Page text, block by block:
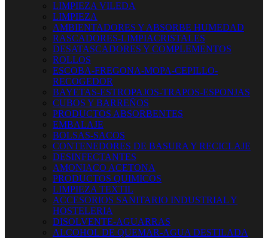
LIMPIEZA VILEDA
LIMPIEZA
AMBIENTADORES Y ABSORBE HUMEDAD
RASCADORES-LIMPIACRISTALES
DESATASCADORES Y COMPLEMENTOS
ROLLOS
ESCOBA-FREGONA-MOPA-CEPILLO-
RECOGEDOR
BAYETAS-ESTROPAJOS-TRAPOS-ESPONJAS
CUBOS Y BARREÑOS
PRODUCTOS ABSORBENTES
EMBALAJE
BOLSAS-SACOS
CONTENEDORES DE BASURA Y RECICLAJE
DESINFECTANTES
AMONIACO ACETONA
PRODUCTOS QUIMICOS
LIMPIEZA TEXTIL
ACCESORIOS SANITARIO INDUSTRIAL Y
HOSTELERIA
DISOLVENTE-AGUARRAS
ALCOHOL DE QUEMAR-AGUA DESTILADA